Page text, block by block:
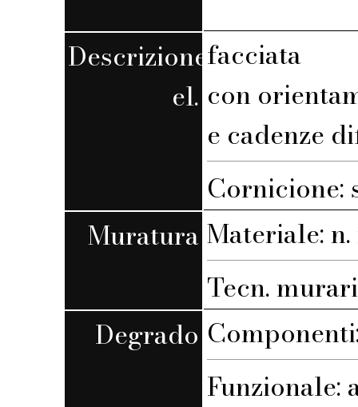
Descrizione
el.
facciata
con
e cadenze
Cornicione:
Muratura Materiale: n.
Tecn.
Degrado
Funzionale: